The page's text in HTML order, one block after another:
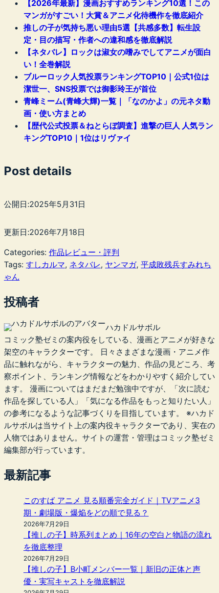
【2026年最新】漫画おすすめランキング10選！この
マンガがすごい！大賞＆アニメ化待機作を徹底紹介
推しの子が気持ち悪い理由5選【共感多数】転生設
定・目の描写・作者への違和感を徹底解説
【ネタバレ】ロックは淑女の嗜みでしてアニメが面白
い！全巻解説
ブルーロック人気投票ランキングTOP10｜公式1位は
潔世一、SNS投票では御影玲王が首位
青峰ミーム(青峰大輝)一覧｜「なのかよ」の元ネタ動
画・使い方まとめ
【歴代公式投票＆ねとらぼ調査】進撃の巨人 人気ラン
キングTOP10｜1位はリヴァイ
Post details
公開日:2025年5月31日
更新日:2026年7月18日
Categories: 作品レビュー・評判
Tags: すしカルマ, ネタバレ, ヤンマガ, 平成敗残兵すみれち
ゃん
投稿者
ハカドルサボル
コミック塾ゼミの案内役をしている、漫画とアニメが好きな
架空のキャラクターです。 日々さまざまな漫画・アニメ作
品に触れながら、キャラクターの魅力、作品の見どころ、考
察ポイント、ランキング情報などをわかりやすく紹介してい
ます。 漫画についてはまだまだ勉強中ですが、「次に読む
作品を探している人」「気になる作品をもっと知りたい人」
の参考になるような記事づくりを目指しています。 ※ハカド
ルサボルは当サイト上の案内役キャラクターであり、実在の
人物ではありません。サイトの運営・管理はコミック塾ゼミ
編集部が行っています。
最新記事
このすば アニメ 見る順番完全ガイド｜TVアニメ3
期・劇場版・爆焔をどの順で見る？
2026年7月29日
【推しの子】時系列まとめ｜16年の空白と物語の流れ
を徹底整理
2026年7月29日
【推しの子】B小町メンバー一覧｜新旧の正体と声
優・実写キャストを徹底解説